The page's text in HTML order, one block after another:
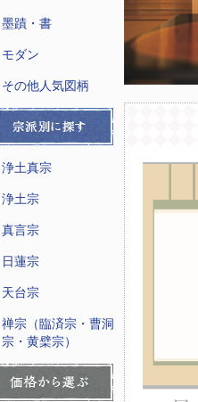
墨蹟・書
モダン
その他人気図柄
浄土真宗
浄土宗
真言宗
日蓮宗
天台宗
禅宗（臨済宗・曹洞
宗・黄檗宗）